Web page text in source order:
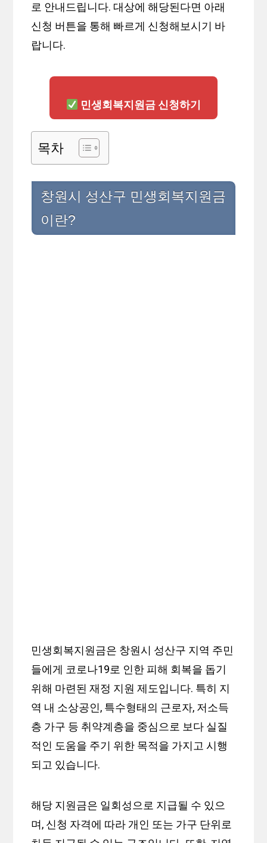
로 안내드립니다. 대상에 해당된다면 아래
신청 버튼을 통해 빠르게 신청해보시기 바
랍니다.
민생회복지원금 신청하기
목차
창원시 성산구 민생회복지원금
이란?
민생회복지원금은 창원시 성산구 지역 주민
들에게 코로나19로 인한 피해 회복을 돕기
위해 마련된 재정 지원 제도입니다. 특히 지
역 내 소상공인, 특수형태의 근로자, 저소득
층 가구 등 취약계층을 중심으로 보다 실질
적인 도움을 주기 위한 목적을 가지고 시행
되고 있습니다.
해당 지원금은 일회성으로 지급될 수 있으
며, 신청 자격에 따라 개인 또는 가구 단위로